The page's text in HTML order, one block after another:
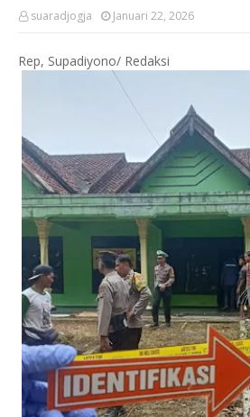
suaradjogja Januari 22, 2026
Rep, Supadiyono/ Redaksi